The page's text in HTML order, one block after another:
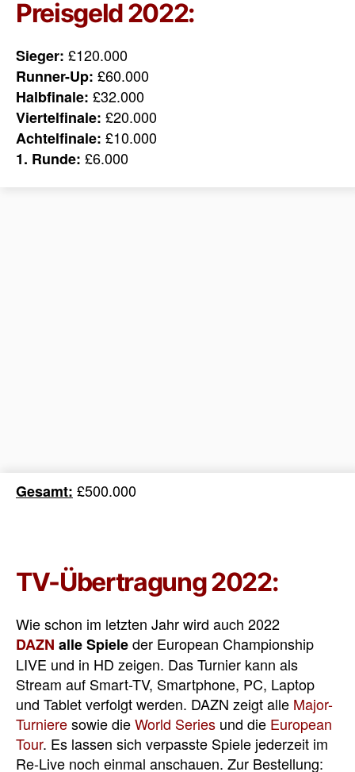
Preisgeld 2022:
Sieger: £120.000
Runner-Up: £60.000
Halbfinale: £32.000
Viertelfinale: £20.000
Achtelfinale: £10.000
1. Runde: £6.000
Gesamt: £500.000
TV-Übertragung 2022:
Wie schon im letzten Jahr wird auch 2022
DAZN alle Spieleder European Championship
LIVE und in HD zeigen. Das Turnier kann als
Stream auf Smart-TV, Smartphone, PC, Laptop
und Tablet verfolgt werden. DAZN zeigt alle Major-
Turnieresowie dieWorld Series und die European
Tour. Es lassen sich verpasste Spiele jederzeit im
Re-Live noch einmal anschauen. Zur Bestellung: